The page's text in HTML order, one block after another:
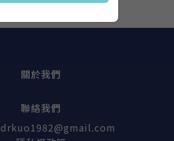
關於我們
聯絡我們
drkuo1982@gmail.com